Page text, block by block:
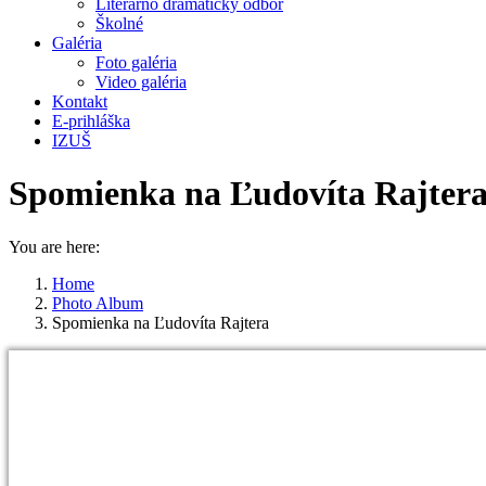
Literárno dramatický odbor
Školné
Galéria
Foto galéria
Video galéria
Kontakt
E-prihláška
IZUŠ
Spomienka na Ľudovíta
You are here:
Home
Photo Album
Spomienka na Ľudovíta Rajtera